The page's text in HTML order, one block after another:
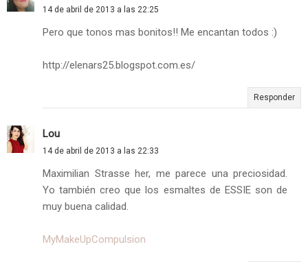
14 de abril de 2013 a las 22:25
Pero que tonos mas bonitos!! Me encantan todos :)
http://elenars25.blogspot.com.es/
Responder
Lou
14 de abril de 2013 a las 22:33
Maximilian Strasse her, me parece una preciosidad.
Yo también creo que los esmaltes de ESSIE son de
muy buena calidad.
MyMakeUpCompulsion